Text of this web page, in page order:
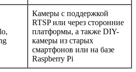
Камеры с поддержкой
RTSP или через сторонние
платформы, а также DIY-
камеры из старых
смартфонов или на базе
Raspberry Pi